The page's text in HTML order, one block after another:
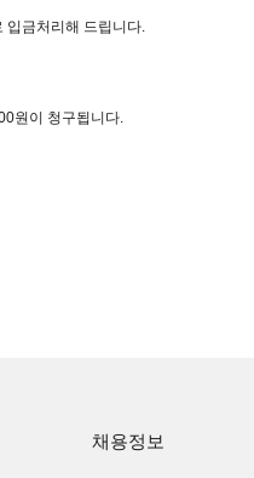
금처리해 드립니다.
원이 청구됩니다.
채용정보